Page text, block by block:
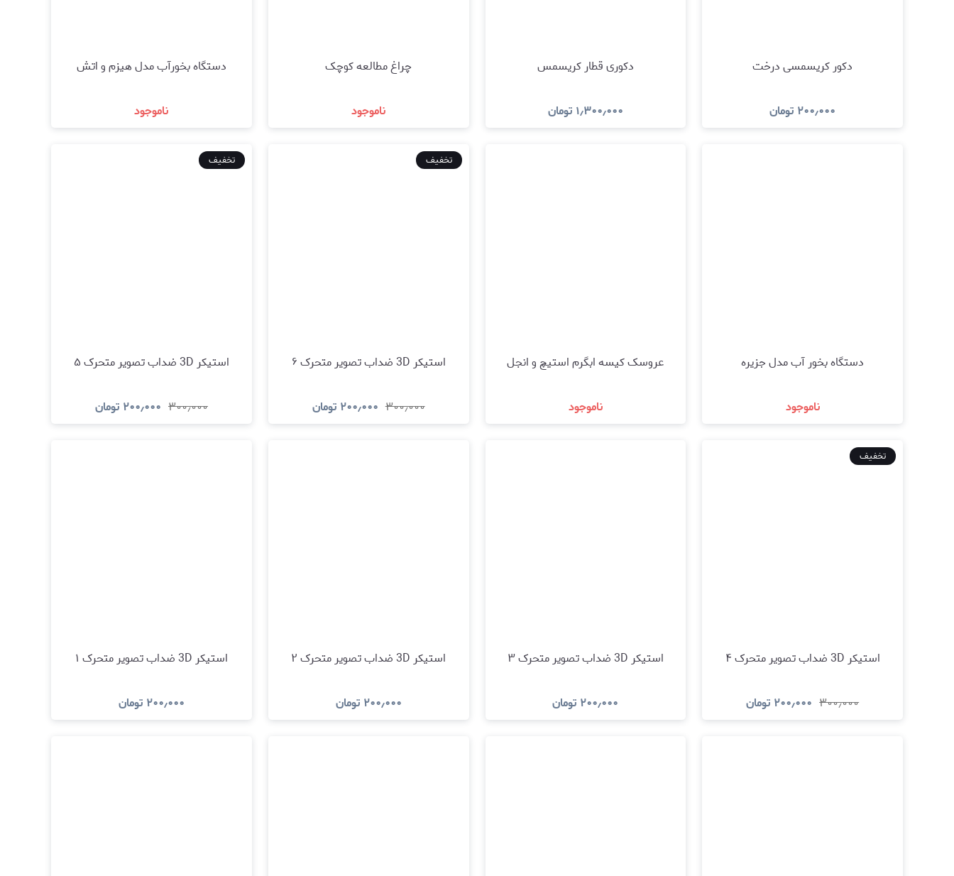
دکور کریسمسی درخت
۲۰۰٫۰۰۰ تومان
دکوری قطار کریسمس
۱٫۳۰۰٫۰۰۰ تومان
چراغ مطالعه کوچک
ناموجود
دستگاه بخورآب مدل هیزم و اتش
ناموجود
دستگاه بخور آب مدل جزیره
ناموجود
عروسک کیسه ابگرم استیچ و انجل
ناموجود
تخفیف
استیکر 3D ضداب تصویر متحرک ۶
۳۰۰٫۰۰۰ ۲۰۰٫۰۰۰ تومان
تخفیف
استیکر 3D ضداب تصویر متحرک ۵
۳۰۰٫۰۰۰ ۲۰۰٫۰۰۰ تومان
تخفیف
استیکر 3D ضداب تصویر متحرک ۴
۳۰۰٫۰۰۰ ۲۰۰٫۰۰۰ تومان
استیکر 3D ضداب تصویر متحرک ۳
۲۰۰٫۰۰۰ تومان
استیکر 3D ضداب تصویر متحرک ۲
۲۰۰٫۰۰۰ تومان
استیکر 3D ضداب تصویر متحرک ۱
۲۰۰٫۰۰۰ تومان